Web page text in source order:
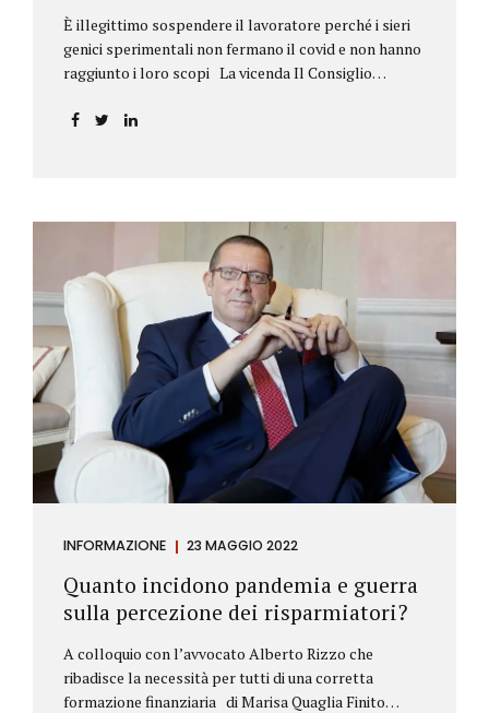
È illegittimo sospendere il lavoratore perché i sieri
genici sperimentali non fermano il covid e non hanno
raggiunto i loro scopi La vicenda Il Consiglio
alla sospensione di una propria iscritta, a causa del
76/2021. La psicologa ricorreva in via d’urgenza al
Tribunale di Firenze per chiedere la sospensione di
tale provvedimento, gravemente pregiudizievole per
la propria persona, in quanto impeditivo dello
svolgimento della libera professione. Per il Giudice
fiorentino, Dott.ssa Susanna Zanda, il
provvedimento assunto dal Consiglio lede...
INFORMAZIONE 23 MAGGIO 2022
Quanto incidono pandemia e guerra
sulla percezione dei risparmiatori?
A colloquio con l’avvocato Alberto Rizzo che
ribadisce la necessità per tutti di una corretta
formazione finanziaria di Marisa Quaglia Finito